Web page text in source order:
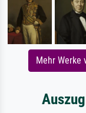
Mehr Werke